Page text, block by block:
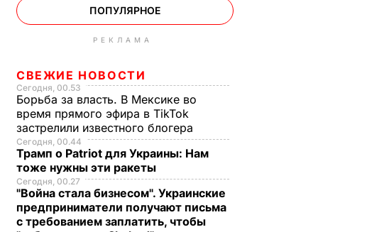
ПОПУЛЯРНОЕ
РЕКЛАМА
СВЕЖИЕ НОВОСТИ
Сегодня, 00.53
Борьба за власть. В Мексике во
время прямого эфира в TikTok
застрелили известного блогера
Сегодня, 00.44
Трамп о Patriot для Украины: Нам
тоже нужны эти ракеты
Сегодня, 00.27
"Война стала бизнесом". Украинские
предприниматели получают письма
с требованием заплатить, чтобы